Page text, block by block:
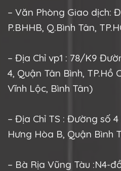
– Văn Phòng Giao dịch:
P.BHHB, Q.Bình Tân,
– Địa Chỉ vp1 : 78/K9
4, Quận Tân Bình, TP.Hồ
Vĩnh Lộc, Bình Tân)
– Địa Chỉ TS : Đường số 4
Hưng Hòa B, Quận Bình
– Bà Rịa Vũng Tàu :N4-